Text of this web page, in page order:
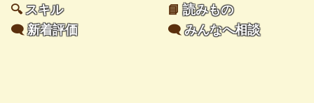
🔍スキル 📘読みもの
🗨️新着評価 🗨️みんなへ相談